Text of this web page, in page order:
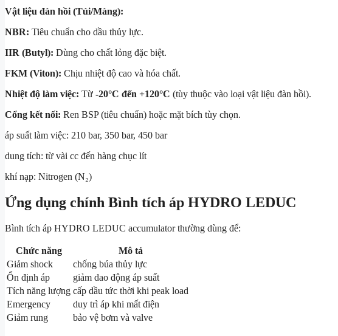
Vật liệu đàn hồi (Túi/Màng):
NBR: Tiêu chuẩn cho dầu thủy lực.
IIR (Butyl): Dùng cho chất lỏng đặc biệt.
FKM (Viton): Chịu nhiệt độ cao và hóa chất.
Nhiệt độ làm việc: Từ -20°C đến +120°C (tùy thuộc vào loại vật liệu đàn hồi).
Cổng kết nối: Ren BSP (tiêu chuẩn) hoặc mặt bích tùy chọn.
áp suất làm việc: 210 bar, 350 bar, 450 bar
dung tích: từ vài cc đến hàng chục lít
khí nạp: Nitrogen (N₂)
Ứng dụng chính Bình tích áp HYDRO LEDUC
Bình tích áp HYDRO LEDUC accumulator thường dùng để:
Chức năng
Mô tả
Giảm shock
chống búa thủy lực
Ổn định áp
giảm dao động áp suất
Tích năng lượng cấp dầu tức thời khi peak load
Emergency
duy trì áp khi mất điện
Giảm rung
bảo vệ bơm và valve